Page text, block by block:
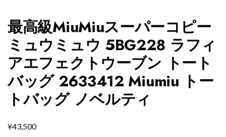
最高級MiuMiuスーパーコピー
ミュウミュウ 5BG228 ラフィ
アエフェクトウーブン トート
バッグ 2633412 Miumiu トー
トバッグ ノベルティ
¥43,500